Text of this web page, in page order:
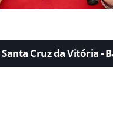
Cruz da Vitória -